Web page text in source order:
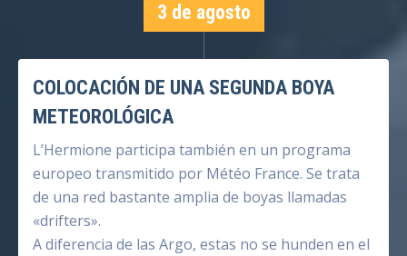
3 de agosto
COLOCACIÓN DE UNA SEGUNDA BOYA
METEOROLÓGICA
L’Hermione participa también en un programa
europeo transmitido por Météo France. Se trata
de una red bastante amplia de boyas llamadas
«drifters».
A diferencia de las Argo, estas no se hunden en el